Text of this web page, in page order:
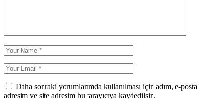
Daha sonraki yorumlarımda kullanılması için adım, e-posta
adresim ve site adresim bu tarayıcıya kaydedilsin.